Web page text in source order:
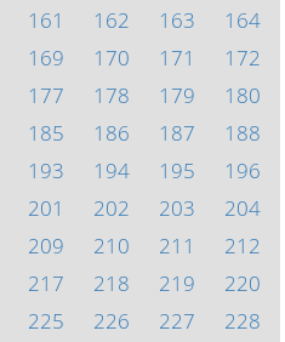
161 162 163
164
169 170 171
172
177 178 179
180
185 186 187
188
193 194 195
196
201 202 203
204
209 210 211
212
217 218 219
220
225 226 227
228